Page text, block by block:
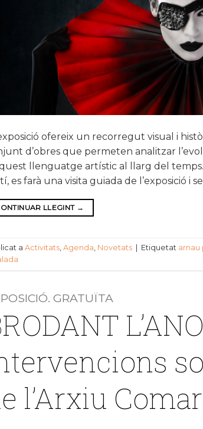
ofereix un recorregut visual i
d’obres que permeten analitzar
llenguatge artístic al llarg del
es farà una visita guiada de l’exposició i
LLEGINT →
a Activitats Agenda Novetats Etiquetat arnau
GRATUÏTA
l’Arxiu